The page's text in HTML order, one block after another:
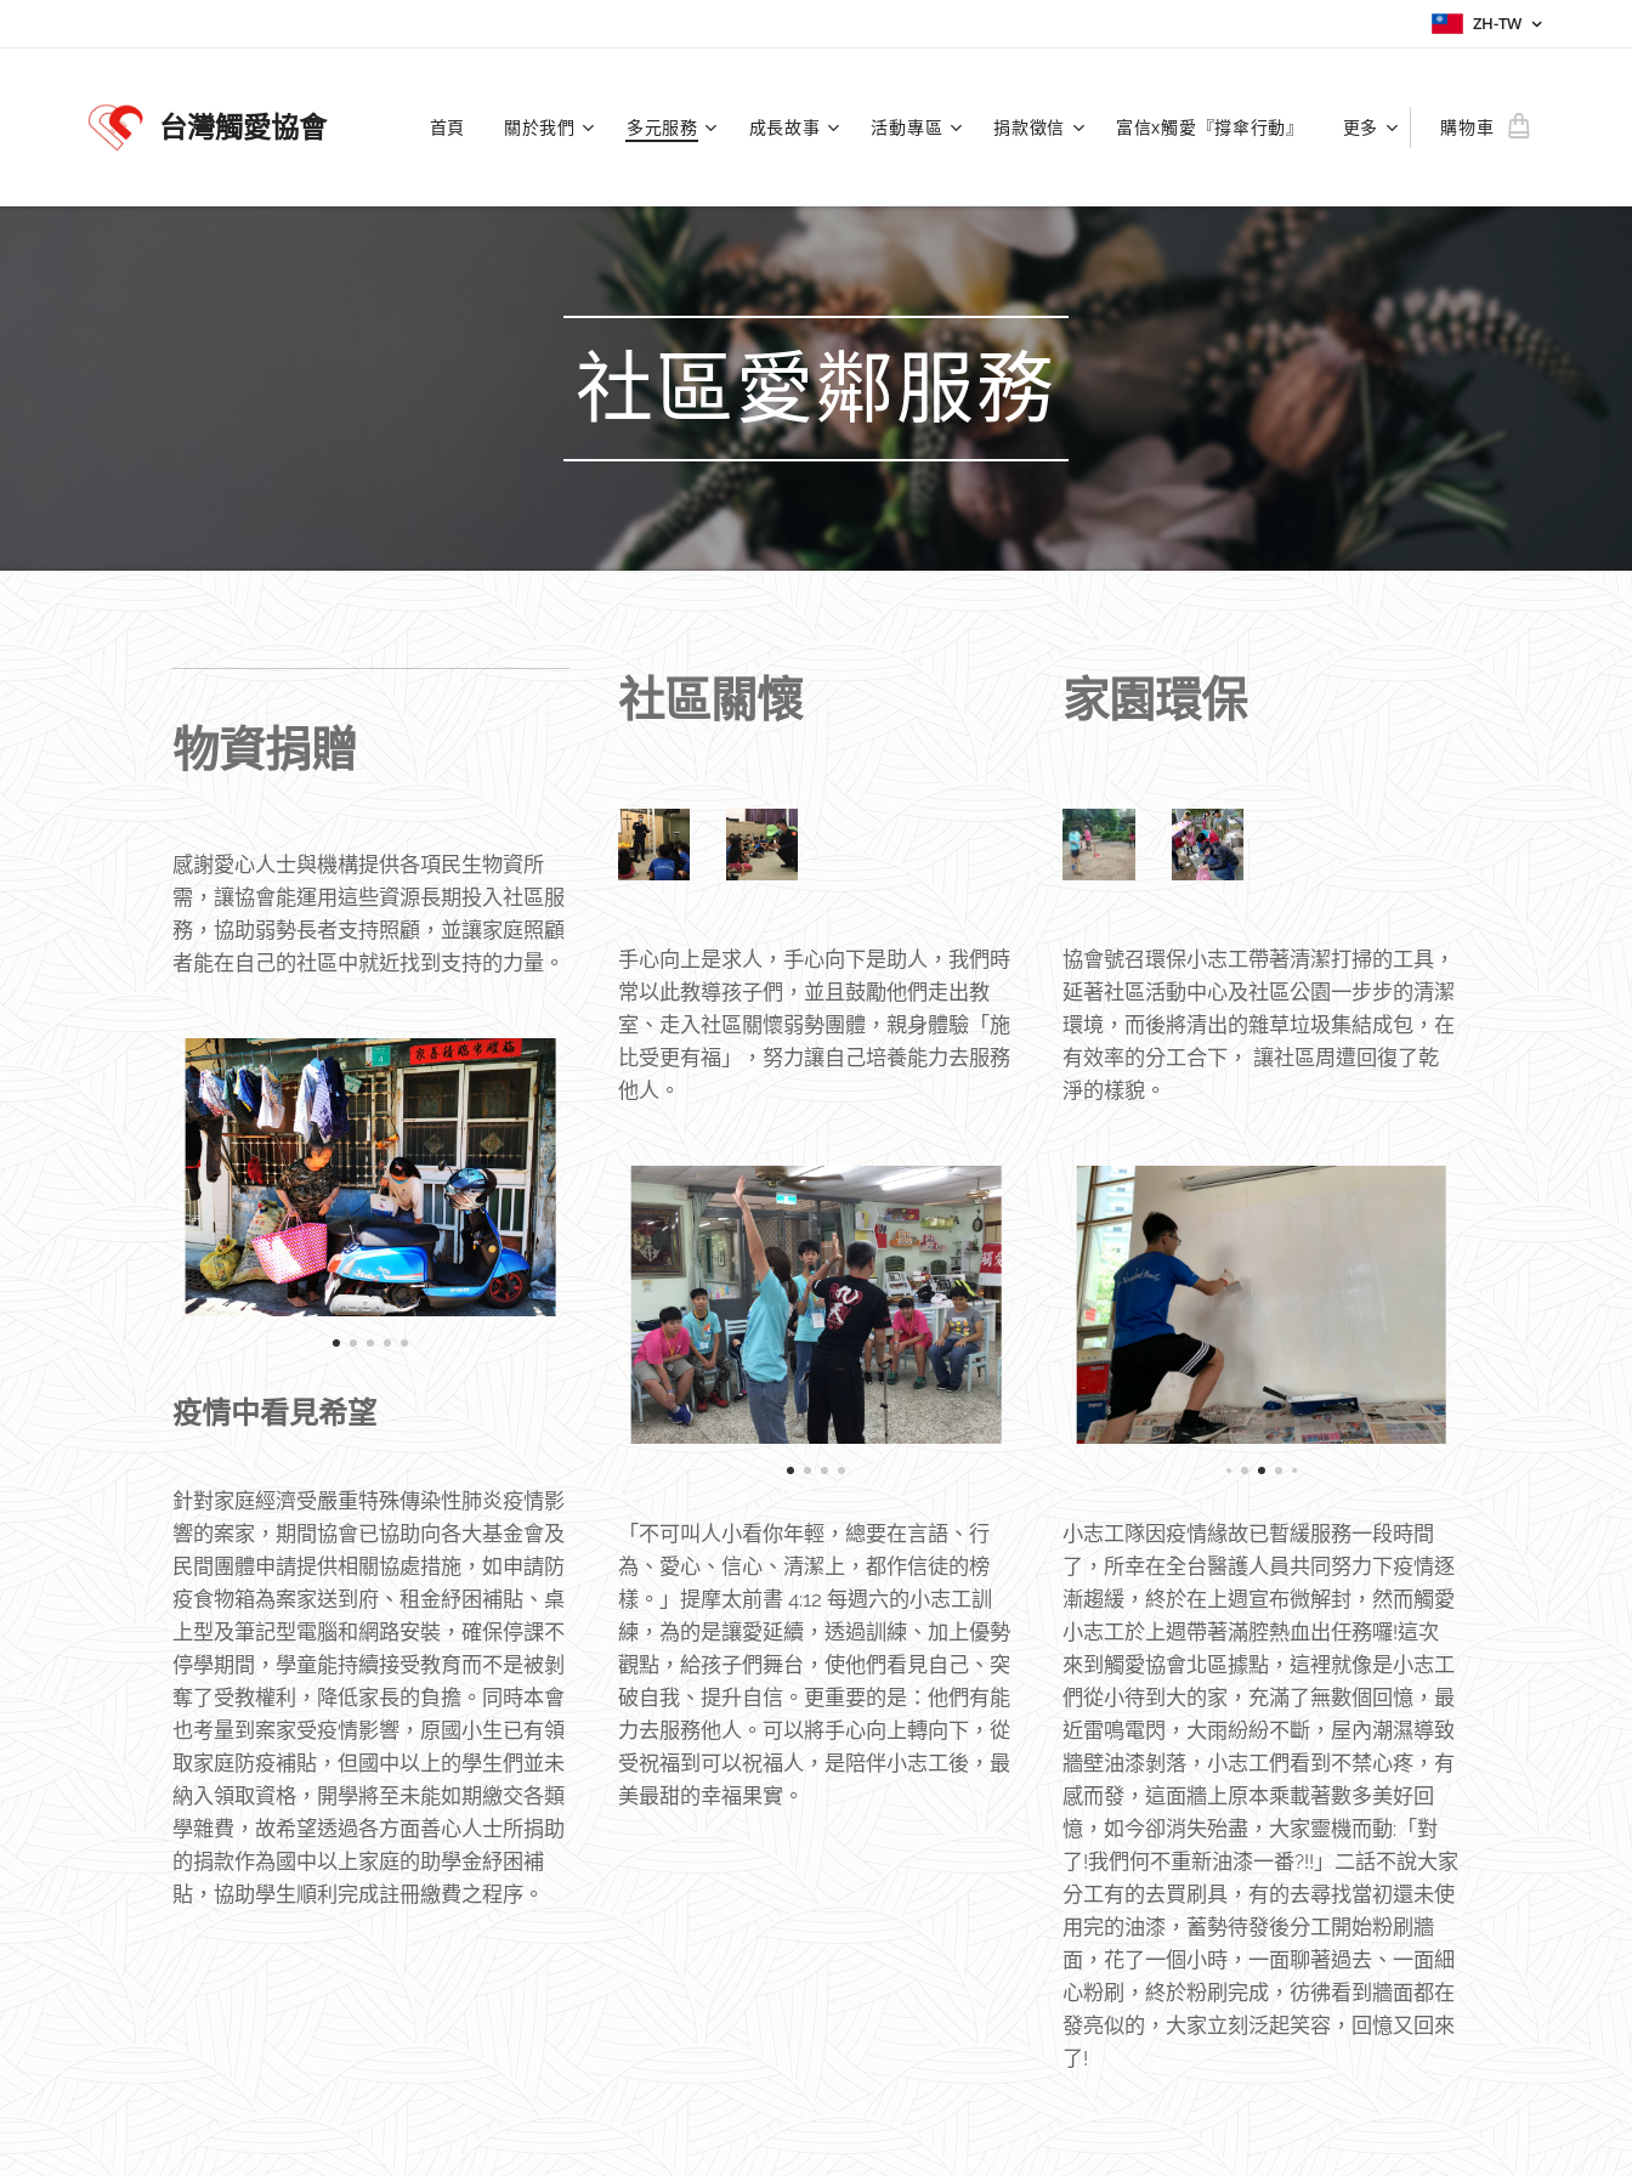
ZH-TW
台灣觸愛協會 首頁 關於我們 多元服務 成長故事 活動專區 捐款徵信 富信x觸愛『撐傘行動』 更多 購物車
社區愛鄰服務
物資捐贈
感謝愛心人士與機構提供各項民生物資所
需，讓協會能運用這些資源長期投入社區服
務，協助弱勢長者支持照顧，並讓家庭照顧
者能在自己的社區中就近找到支持的力量。
疫情中看見希望
針對家庭經濟受嚴重特殊傳染性肺炎疫情影
響的案家，期間協會已協助向各大基金會及
民間團體申請提供相關協處措施，如申請防
疫食物箱為案家送到府、租金紓困補貼、桌
上型及筆記型電腦和網路安裝，確保停課不
停學期間，學童能持續接受教育而不是被剝
奪了受教權利，降低家長的負擔。同時本會
也考量到案家受疫情影響，原國小生已有領
取家庭防疫補貼，但國中以上的學生們並未
納入領取資格，開學將至未能如期繳交各類
學雜費，故希望透過各方面善心人士所捐助
的捐款作為國中以上家庭的助學金紓困補
貼，協助學生順利完成註冊繳費之程序。
社區關懷
手心向上是求人，手心向下是助人，我們時
常以此教導孩子們，並且鼓勵他們走出教
室、走入社區關懷弱勢團體，親身體驗「施
比受更有福」，努力讓自己培養能力去服務
他人。
「不可叫人小看你年輕，總要在言語、行
為、愛心、信心、清潔上，都作信徒的榜
樣。」提摩太前書 4:12 每週六的小志工訓
練，為的是讓愛延續，透過訓練、加上優勢
觀點，給孩子們舞台，使他們看見自己、突
破自我、提升自信。更重要的是：他們有能
力去服務他人。可以將手心向上轉向下，從
受祝福到可以祝福人，是陪伴小志工後，最
美最甜的幸福果實。
家園環保
協會號召環保小志工帶著清潔打掃的工具，
延著社區活動中心及社區公園一步步的清潔
環境，而後將清出的雜草垃圾集結成包，在
有效率的分工合下， 讓社區周遭回復了乾
淨的樣貌。
小志工隊因疫情緣故已暫緩服務一段時間
了，所幸在全台醫護人員共同努力下疫情逐
漸趨緩，終於在上週宣布微解封，然而觸愛
小志工於上週帶著滿腔熱血出任務囉!這次
來到觸愛協會北區據點，這裡就像是小志工
們從小待到大的家，充滿了無數個回憶，最
近雷鳴電閃，大雨紛紛不斷，屋內潮濕導致
牆壁油漆剝落，小志工們看到不禁心疼，有
感而發，這面牆上原本乘載著數多美好回
憶，如今卻消失殆盡，大家靈機而動:「對
了!我們何不重新油漆一番?!!」二話不說大家
分工有的去買刷具，有的去尋找當初還未使
用完的油漆，蓄勢待發後分工開始粉刷牆
面，花了一個小時，一面聊著過去、一面細
心粉刷，終於粉刷完成，彷彿看到牆面都在
發亮似的，大家立刻泛起笑容，回憶又回來
了!